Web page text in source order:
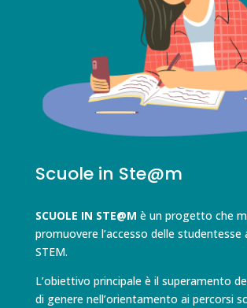
Scuole in Ste@m
SCUOLE IN STE@M è un progetto che
promuovere l’accesso delle studentesse
STEM.
L’obiettivo principale è il superamento
di genere nell’orientamento ai percorsi